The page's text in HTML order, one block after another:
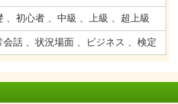
、初心者 、中級 、上級 、超上級
会話 、状況場面 、ビジネス 、検定